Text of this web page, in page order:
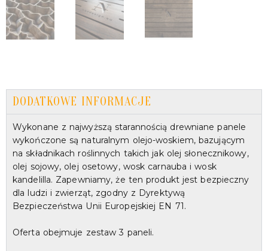
DODATKOWE INFORMACJE
Wykonane z najwyższą starannością drewniane panele
wykończone są naturalnym olejo-woskiem, bazującym
na składnikach roślinnych takich jak olej słonecznikowy,
olej sojowy, olej osetowy, wosk carnauba i wosk
kandelilla. Zapewniamy, że ten produkt jest bezpieczny
dla ludzi i zwierząt, zgodny z Dyrektywą
Bezpieczeństwa Unii Europejskiej EN 71.
Oferta obejmuje zestaw 3 paneli.